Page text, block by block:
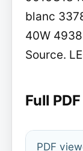
blanc
40W
Source.
Full
PDF